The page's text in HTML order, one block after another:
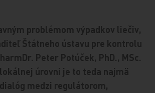
problémom výpadkov liečiv,
Štátneho ústavu pre kontrolu
Peter Potúček, PhD., MSc.
úrovni je to teda najmä
medzi regulátorom,